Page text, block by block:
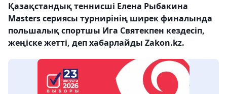
Қазақстандық теннисші Елена Рыбакина
Masters сериясы турнирінің ширек финалында
польшалық спортшы Ига Святекпен кездесіп,
жеңіске жетті, деп хабарлайды Zakon.kz.